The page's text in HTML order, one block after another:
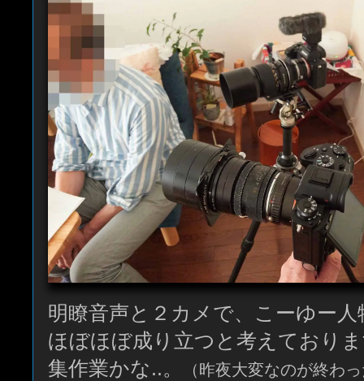
明瞭音声と２カメで、こーゆー
ほぼほぼ成り立つと考えており
集作業かな..。
（昨夜大変なのが終わ